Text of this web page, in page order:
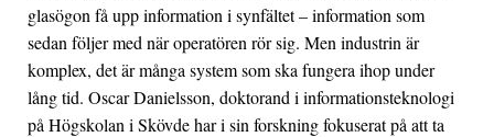
glasögon få upp information i synfältet – information som
sedan följer med när operatören rör sig. Men industrin är
komplex, det är många system som ska fungera ihop under
lång tid. Oscar Danielsson, doktorand i informationsteknologi
på Högskolan i Skövde har i sin forskning fokuserat på att ta